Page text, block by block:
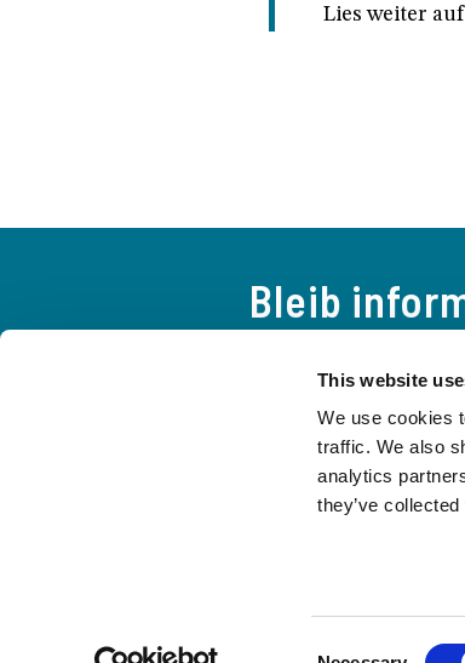
This website
We use cookies
traffic. We also
analytics
they’ve
Lies weiter
Bleib
Leben der